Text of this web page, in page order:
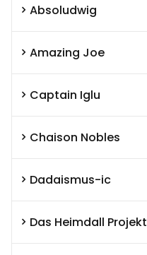
Absoludwig
Amazing Joe
Captain Iglu
Chaison Nobles
Dadaismus-ic
Das Heimdall Projekt